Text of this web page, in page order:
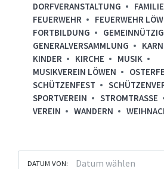
DORFVERANSTALTUNG
FAMILIE
FEUERWEHR
FEUERWEHR
FORTBILDUNG
GEMEINNÜTZIG
GENERALVERSAMMLUNG
KINDER
KIRCHE
MUSIK
MUSIKVEREIN LÖWEN
SCHÜTZENFEST
SPORTVEREIN
STROMTRASSE
VEREIN
WANDERN
DATUM VON: